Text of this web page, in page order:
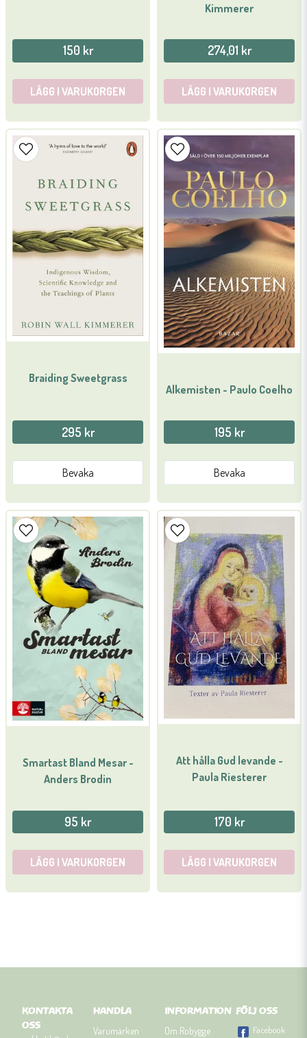
150 kr
LÄGG I VARUKORGEN
Kimmerer
274,01 kr
LÄGG I VARUKORGEN
Braiding Sweetgrass
295 kr
Bevaka
Alkemisten - Paulo Coelho
195 kr
Bevaka
Smartast Bland Mesar -
Anders Brodin
95 kr
LÄGG I VARUKORGEN
Att hålla Gud levande -
Paula Riesterer
170 kr
LÄGG I VARUKORGEN
KONTAKTA
OSS
HANDLA
Varumärken
INFORMATION
Om Robygge
FÖLJ OSS
Facebook